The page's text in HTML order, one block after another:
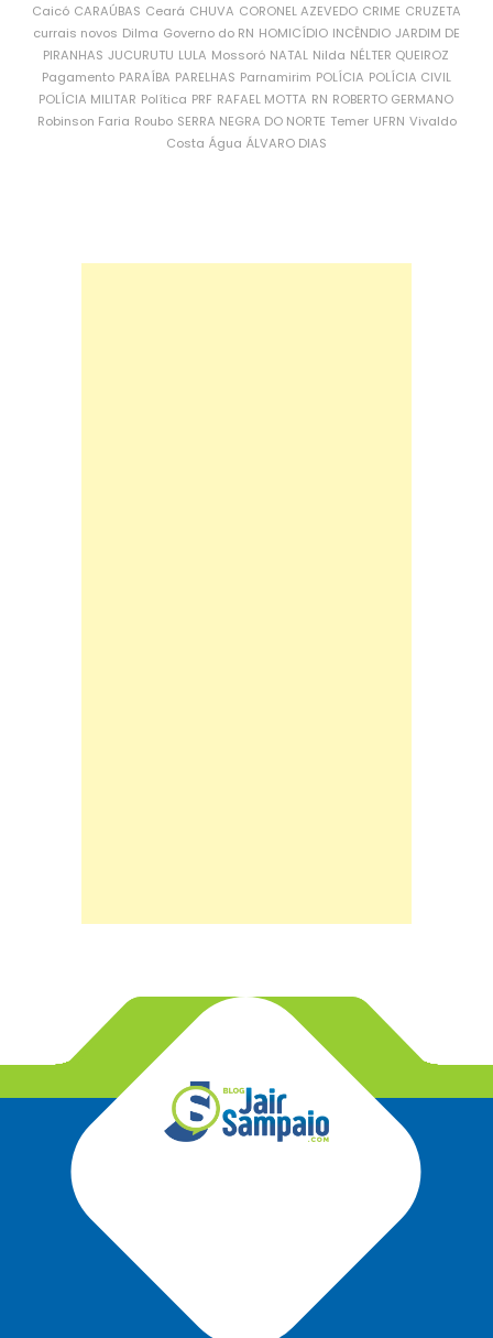
Caicó CARAÚBAS Ceará CHUVA CORONEL AZEVEDO CRIME CRUZETA
currais novos Dilma Governo do RN HOMICÍDIO INCÊNDIO JARDIM DE
PIRANHAS JUCURUTU LULA Mossoró NATAL Nilda NÉLTER QUEIROZ
Pagamento PARAÍBA PARELHAS Parnamirim POLÍCIA POLÍCIA CIVIL
POLÍCIA MILITAR Política PRF RAFAEL MOTTA RN ROBERTO GERMANO
Robinson Faria Roubo SERRA NEGRA DO NORTE Temer UFRN Vivaldo
Costa Água ÁLVARO DIAS